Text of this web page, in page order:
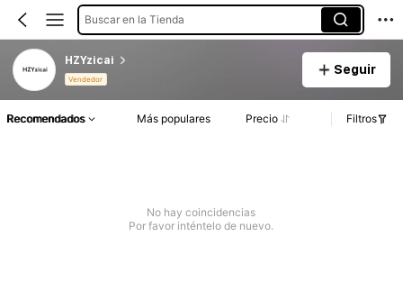
Buscar en la Tienda
HZYzicai
Vendedor
Seguir
Recomendados Más populares Precio Filtros
No hay coincidencias
Por favor inténtelo de nuevo.